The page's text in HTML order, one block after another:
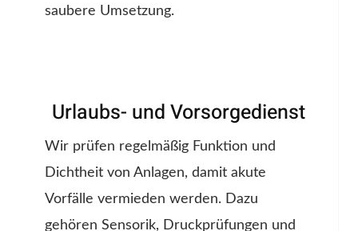
saubere Umsetzung.
Urlaubs- und Vorsorgedienst
Wir prüfen regelmäßig Funktion und
Dichtheit von Anlagen, damit akute
Vorfälle vermieden werden. Dazu
gehören Sensorik, Druckprüfungen und